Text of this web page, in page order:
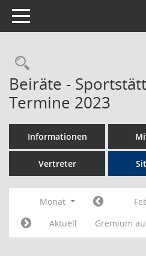
Toggle navigation
Rechercheauswahl
Beiräte -
Termine 2023
Informationen
Vertreter
Monat
Aktuell
Gremium